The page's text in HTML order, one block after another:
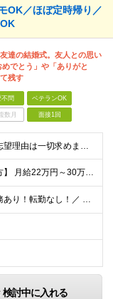
OK／ほぼ定時帰り／
達の結婚式。友人との思い
でとう」や「ありがと
残す
不問 ベテランOK
数月 面接1回
【応募に特別なスキル／志望理由は一切求めません！】 学歴不問／職種・業種未経験歓迎／面接は1回のみ！ ☆彡10名以上の仲間を大募集！ 未経験・第二新卒・初めての正社員も大歓迎！ 「動画を見るのが
【一都三県にお住まいの方】 月給22万円～30万円+インセンティブ ※経験・能力を考慮して決定。経験がある場合は、スキルに応じた月給額でスタートします。 ※上記には固定残業代（10時間分／15,000
＼リモート・完全在宅勤務あり！転勤なし！／ 【47都道府県の好きな地域で働けます☆彡】 ★リモート・フルリモートも選択可能です！ └将来的には「お気に入りのカフェでテレワーク」 「日本全国、旅をしな
検討中に入れる